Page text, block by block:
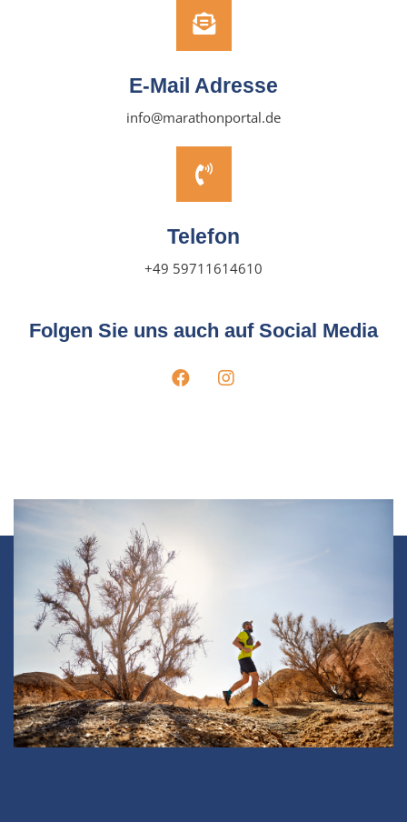
E-Mail Adresse
info@marathonportal.de
Telefon
+49 59711614610
Folgen Sie uns auch auf Social Media